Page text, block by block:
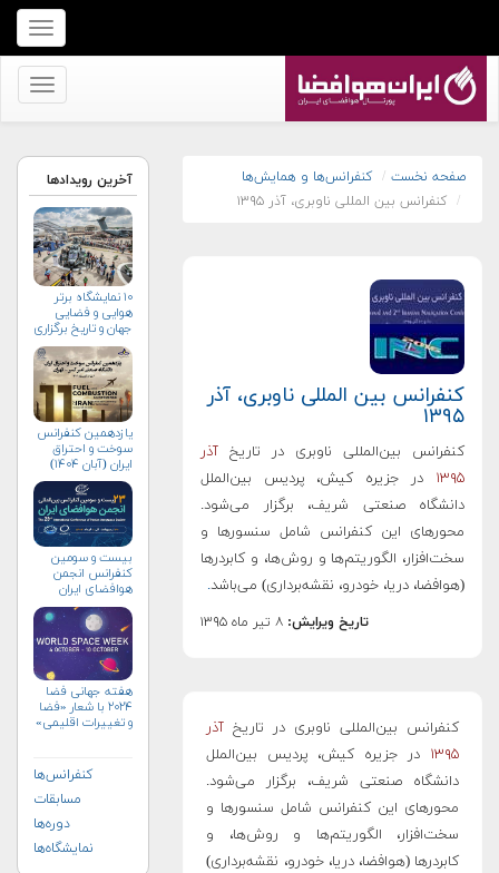
برای
نمایش
منو
برای
کنید
صفحه نخست
کنفرانس‌ها و همایش‌ها
کنفرانس بین المللی ناوبری، آذر ۱۳۹۵
کنفرانس بین المللی ناوبری، آذر
۱۳۹۵
کنفرانس بین‌المللی ناوبری در تاریخ آذر
۱۳۹۵
در جزیره کیش، پردیس بین‌الملل
دانشگاه صنعتی شریف، برگزار می‌شود.
محورهای این کنفرانس شامل سنسورها و
سخت‌افزار، الگوریتم‌ها و روش‌ها، و کابردرها
(هوافضا، دریا، خودرو، نقشه‌برداری) می‌باشد.
تاریخ ویرایش: ۸ تیر ماه ۱۳۹۵
کنفرانس بین‌المللی ناوبری در تاریخ آذر
۱۳۹۵ در جزیره کیش، پردیس بین‌الملل
دانشگاه صنعتی شریف، برگزار می‌شود.
محورهای این کنفرانس شامل سنسورها و
سخت‌افزار، الگوریتم‌ها و روش‌ها، و
کابردرها (هوافضا، دریا، خودرو، نقشه‌برداری)
آخرین رویدادها
۱۰ نمایشگاه برتر
هوایی و فضایی
جهان و تاریخ برگزاری
آن‌ها
یازدهمین کنفرانس
سوخت و احتراق
ایران (آبان‌ ۱۴۰۴)
بیست و سومین
کنفرانس انجمن
هوافضای ايران
هفته جهانی فضا
۲۰۲۴ با شعار «فضا
و تغییرات اقلیمی»
کنفرانس‌ها
مسابقات
دوره‌ها
نمایشگاه‌ها